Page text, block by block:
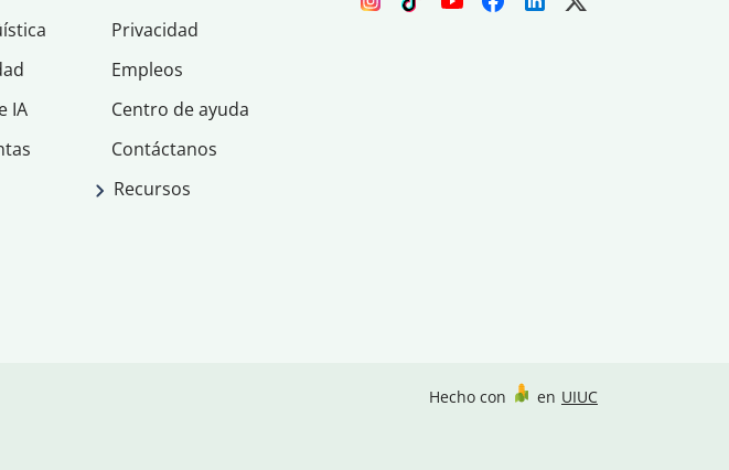
IA
Privacidad
Empleos
Centro de ayuda
Contáctanos
Recursos
Hecho con en UIUC